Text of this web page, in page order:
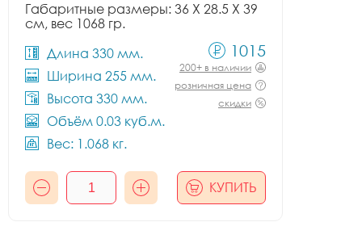
Габаритные размеры: 36 X 28.5 X 39
см, вес 1068 гр.
Длина 330 мм.
Ширина 255 мм.
Высота 330 мм.
Объём 0.03 куб.м.
Вес: 1.068 кг.
1015
200+ в наличии
розничная цена
скидки
КУПИТЬ